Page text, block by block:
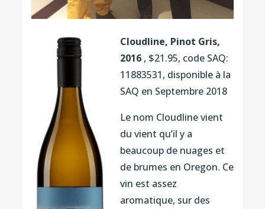
Cloudline, Pinot Gris,
2016, $21.95, code SAQ:
11883531, disponible à la
SAQ en Septembre 2018
Le nom Cloudline vient
du vient qu’il y a
beaucoup de nuages et
de brumes en Oregon. Ce
vin est assez
aromatique, sur des